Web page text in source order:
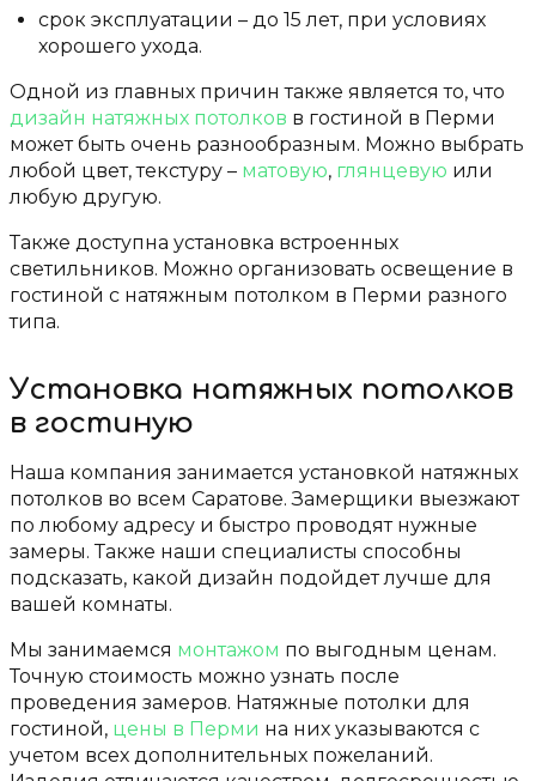
срок эксплуатации – до 15 лет, при условиях
хорошего ухода.
Одной из главных причин также является то, что
дизайн натяжных потолков в гостиной в Перми
может быть очень разнообразным. Можно выбрать
любой цвет, текстуру – матовую, глянцевую или
любую другую.
Также доступна установка встроенных
светильников. Можно организовать освещение в
гостиной с натяжным потолком в Перми разного
типа.
Установка натяжных потолков
в гостиную
Наша компания занимается установкой натяжных
потолков во всем Саратове. Замерщики выезжают
по любому адресу и быстро проводят нужные
замеры. Также наши специалисты способны
подсказать, какой дизайн подойдет лучше для
вашей комнаты.
Мы занимаемся монтажом по выгодным ценам.
Точную стоимость можно узнать после
проведения замеров. Натяжные потолки для
гостиной, цены в Перми на них указываются с
учетом всех дополнительных пожеланий.